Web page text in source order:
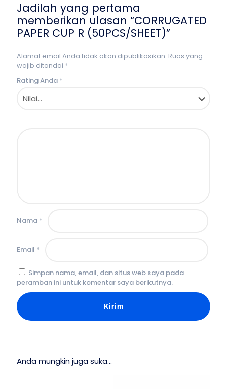
Jadilah yang pertama
memberikan ulasan “CORRUGATED
PAPER CUP R (50PCS/SHEET)”
Alamat email Anda tidak akan dipublikasikan. Ruas yang
wajib ditandai *
Rating Anda *
Nama *
Email *
Simpan nama, email, dan situs web saya pada
peramban ini untuk komentar saya berikutnya.
Anda mungkin juga suka…